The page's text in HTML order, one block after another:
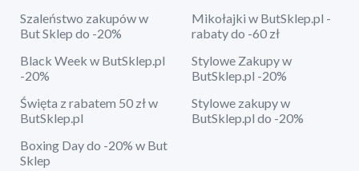
Szaleństwo zakupów w
But Sklep do -20%
Mikołajki w ButSklep.pl -
rabaty do -60 zł
Black Week w ButSklep.pl
-20%
Stylowe Zakupy w
ButSklep.pl -20%
Święta z rabatem 50 zł w
ButSklep.pl
Stylowe zakupy w
ButSklep.pl do -20%
Boxing Day do -20% w But
Sklep